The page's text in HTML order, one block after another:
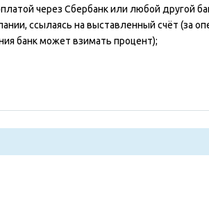
через Сбербанк или любой другой
ссылаясь на выставленный счёт (за
банк может взимать процент);